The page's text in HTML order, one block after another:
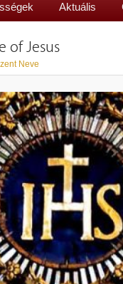
Aktuális
of Jesus
Neve